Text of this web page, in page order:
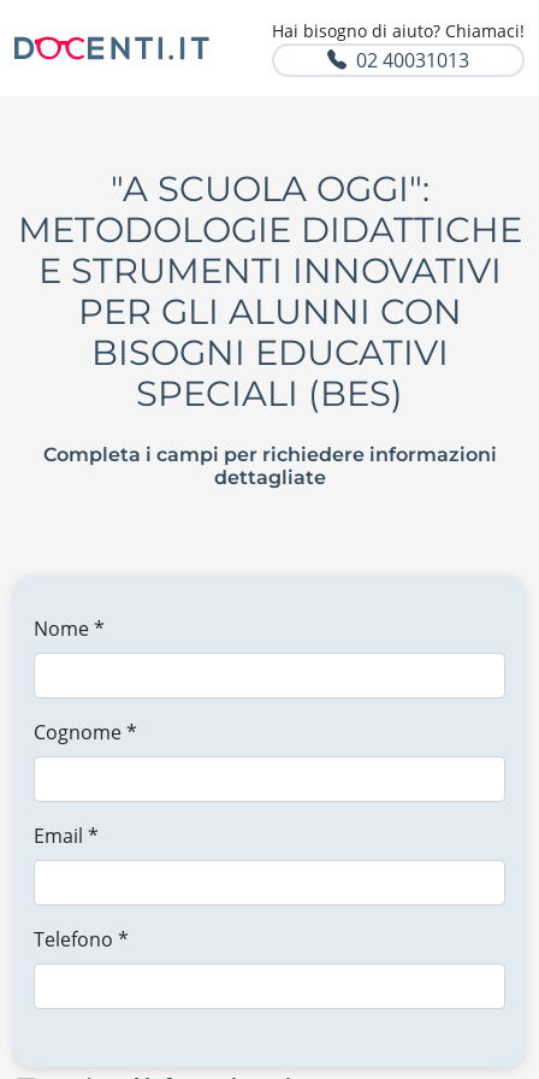
Hai bisogno di aiuto? Chiamaci!
02 40031013
"A SCUOLA OGGI":
METODOLOGIE DIDATTICHE
E STRUMENTI INNOVATIVI
PER GLI ALUNNI CON
BISOGNI EDUCATIVI
SPECIALI (BES)
Completa i campi per richiedere informazioni
dettagliate
Nome *
Cognome *
Email *
Telefono *